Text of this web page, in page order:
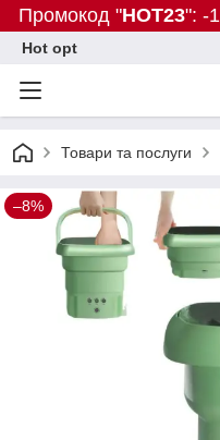
Промокод "HOT23": -
Hot opt
Товари та послуги
–8%